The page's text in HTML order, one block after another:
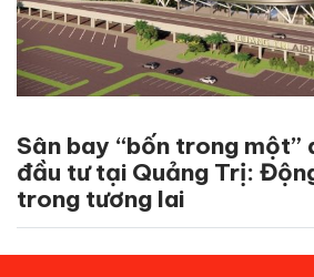
Sân bay “bốn trong một”
đầu tư tại Quảng Trị:
trong tương lai